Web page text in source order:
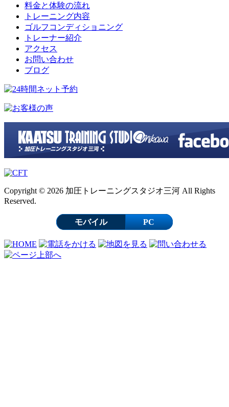
料金と体験の流れ
トレーニング内容
ゴルフコンディショニング
トレーナー紹介
アクセス
お問い合わせ
ブログ
Copyright © 2026 加圧トレーニングスタジオ三河 All Rights
Reserved.
モバイル PC